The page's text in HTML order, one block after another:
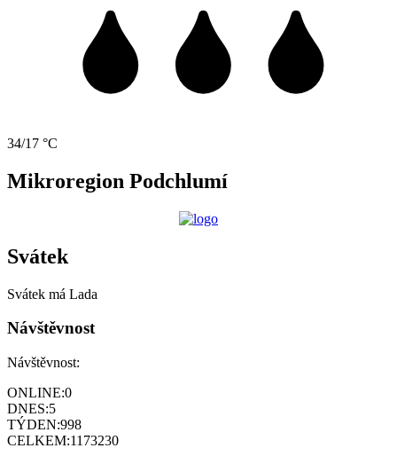
34/17 °C
Mikroregion Podchlumí
Svátek
Svátek má Lada
Návštěvnost
Návštěvnost:
ONLINE:0
DNES:5
TÝDEN:998
CELKEM:1173230